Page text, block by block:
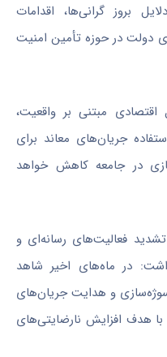
بروز گرانی‌ها، اقدامات
دولت در حوزه تأمین امنیت
مبتنی بر واقعیت،
جریان‌های معاند برای
در جامعه کاهش خواهد
فعالیت‌های رسانه‌ای و
در ماه‌های اخیر شاهد
و هدایت جریان‌های
هدف افزایش نارضایتی‌های